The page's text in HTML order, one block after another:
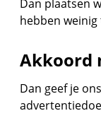
Dan plaatsen
hebben
Akkoord
Dan geef je